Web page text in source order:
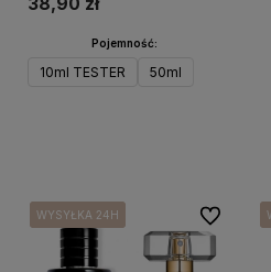
Pojemność:
10ml TESTER 50ml
WYSYŁKA 24H
WYSYŁKA 24H
WYSYŁKA 24H Do